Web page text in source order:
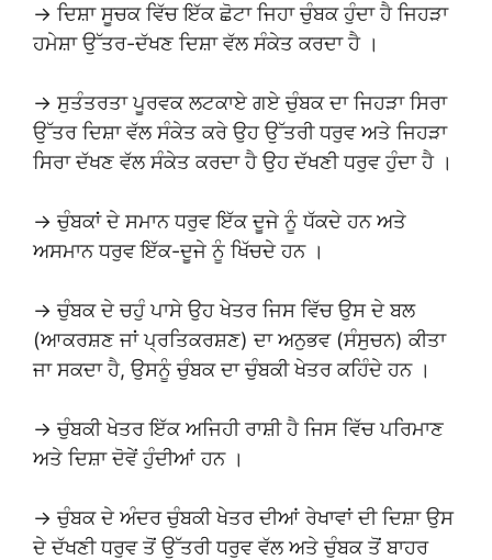
→ ਦਿਸ਼ਾ ਸੂਚਕ ਵਿੱਚ ਇੱਕ ਛੋਟਾ ਜਿਹਾ ਚੁੰਬਕ ਹੁੰਦਾ ਹੈ ਜਿਹੜਾ
ਹਮੇਸ਼ਾ ਉੱਤਰ-ਦੱਖਣ ਦਿਸ਼ਾ ਵੱਲ ਸੰਕੇਤ ਕਰਦਾ ਹੈ ।
→ ਸੁਤੰਤਰਤਾ ਪੂਰਵਕ ਲਟਕਾਏ ਗਏ ਚੁੰਬਕ ਦਾ ਜਿਹੜਾ ਸਿਰਾ
ਉੱਤਰ ਦਿਸ਼ਾ ਵੱਲ ਸੰਕੇਤ ਕਰੇ ਉਹ ਉੱਤਰੀ ਧਰੁਵ ਅਤੇ ਜਿਹੜਾ
ਸਿਰਾ ਦੱਖਣ ਵੱਲ ਸੰਕੇਤ ਕਰਦਾ ਹੈ ਉਹ ਦੱਖਣੀ ਧਰੁਵ ਹੁੰਦਾ ਹੈ ।
→ ਚੁੰਬਕਾਂ ਦੇ ਸਮਾਨ ਧਰੁਵ ਇੱਕ ਦੂਜੇ ਨੂੰ ਧੱਕਦੇ ਹਨ ਅਤੇ
ਅਸਮਾਨ ਧਰੁਵ ਇੱਕ-ਦੂਜੇ ਨੂੰ ਖਿੱਚਦੇ ਹਨ ।
→ ਚੁੰਬਕ ਦੇ ਚਹੁੰ ਪਾਸੇ ਉਹ ਖੇਤਰ ਜਿਸ ਵਿੱਚ ਉਸ ਦੇ ਬਲ
(ਆਕਰਸ਼ਣ ਜਾਂ ਪ੍ਰਤਿਕਰਸ਼ਣ) ਦਾ ਅਨੁਭਵ (ਸੰਸੁਚਨ) ਕੀਤਾ
ਜਾ ਸਕਦਾ ਹੈ, ਉਸਨੂੰ ਚੁੰਬਕ ਦਾ ਚੁੰਬਕੀ ਖੇਤਰ ਕਹਿੰਦੇ ਹਨ ।
→ ਚੁੰਬਕੀ ਖੇਤਰ ਇੱਕ ਅਜਿਹੀ ਰਾਸ਼ੀ ਹੈ ਜਿਸ ਵਿੱਚ ਪਰਿਮਾਣ
ਅਤੇ ਦਿਸ਼ਾ ਦੋਵੇਂ ਹੁੰਦੀਆਂ ਹਨ ।
→ ਚੁੰਬਕ ਦੇ ਅੰਦਰ ਚੁੰਬਕੀ ਖੇਤਰ ਦੀਆਂ ਰੇਖਾਵਾਂ ਦੀ ਦਿਸ਼ਾ ਉਸ
ਦੇ ਦੱਖਣੀ ਧਰੁਵ ਤੋਂ ਉੱਤਰੀ ਧਰੁਵ ਵੱਲ ਅਤੇ ਚੁੰਬਕ ਤੋਂ ਬਾਹਰ